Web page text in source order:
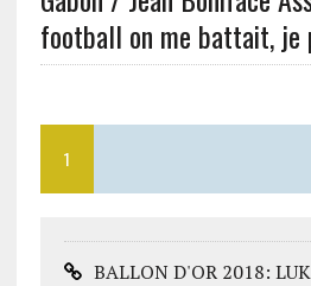
football on me battait, je
1
BALLON D'OR 2018: